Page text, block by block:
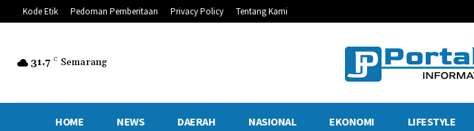
Kode Etik Pedoman Pemberitaan Privacy Policy Tentang Kami
31.7 C Semarang
HOME NEWS DAERAH NASIONAL EKONOMI LIFESTYLE